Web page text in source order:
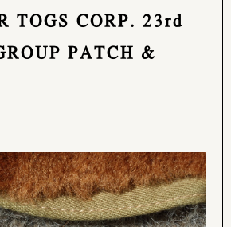
TOGS CORP. 23rd
PATCH &